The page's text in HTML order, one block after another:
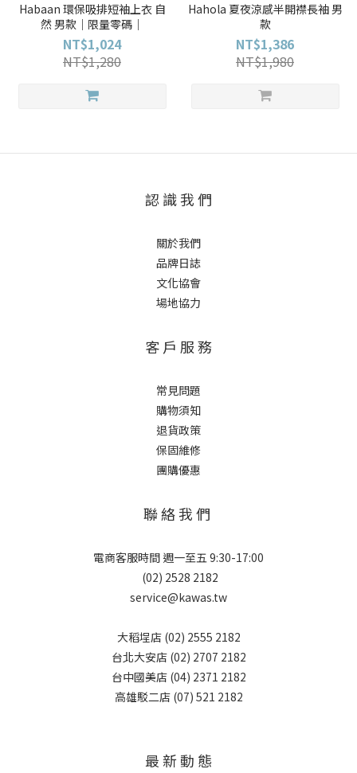
Habaan 環保吸排短袖上衣 自
然 男款｜限量零碼｜
NT$1,024
NT$1,280
Hahola 夏夜涼感半開襟長袖 男
款
NT$1,386
NT$1,980
認 識 我 們
關於我們
品牌日誌
文化協會
場地協力
客 戶 服 務
常見問題
購物須知
退貨政策
保固維修
團購優惠
聯 絡 我 們
電商客服時間 週一至五 9:30-17:00
(02) 2528 2182
service@kawas.tw
大稻埕店 (02) 2555 2182
台北大安店 (02) 2707 2182
台中國美店 (04) 2371 2182
高雄駁二店 (07) 521 2182
最 新 動 態